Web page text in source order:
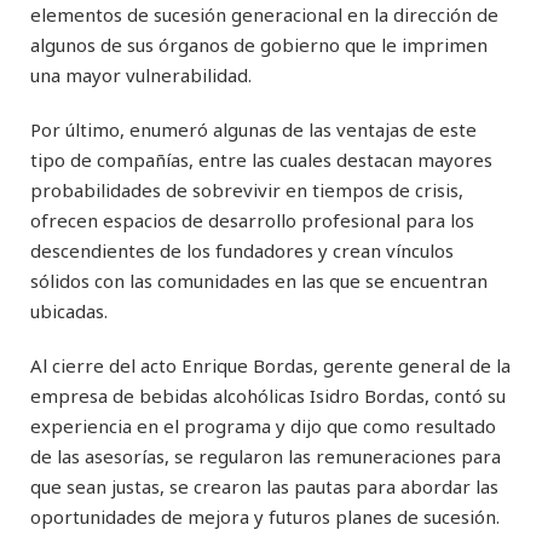
elementos de sucesión generacional en la dirección de
algunos de sus órganos de gobierno que le imprimen
una mayor vulnerabilidad.
Por último, enumeró algunas de las ventajas de este
tipo de compañías, entre las cuales destacan mayores
probabilidades de sobrevivir en tiempos de crisis,
ofrecen espacios de desarrollo profesional para los
descendientes de los fundadores y crean vínculos
sólidos con las comunidades en las que se encuentran
ubicadas.
Al cierre del acto Enrique Bordas, gerente general de la
empresa de bebidas alcohólicas Isidro Bordas, contó su
experiencia en el programa y dijo que como resultado
de las asesorías, se regularon las remuneraciones para
que sean justas, se crearon las pautas para abordar las
oportunidades de mejora y futuros planes de sucesión.